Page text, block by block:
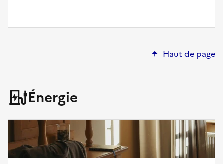
Haut de page
Énergie